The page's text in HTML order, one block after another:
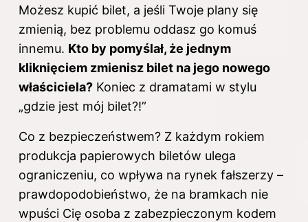
Możesz kupić bilet, a jeśli Twoje plany się
zmienią, bez problemu oddasz go komuś
innemu. Kto by pomyślał, że jednym
kliknięciem zmienisz bilet na jego nowego
właściciela? Koniec z dramatami w stylu
„gdzie jest mój bilet?!”
Co z bezpieczeństwem? Z każdym rokiem
produkcja papierowych biletów ulega
ograniczeniu, co wpływa na rynek fałszerzy –
prawdopodobieństwo, że na bramkach nie
wpuści Cię osoba z zabezpieczonym kodem